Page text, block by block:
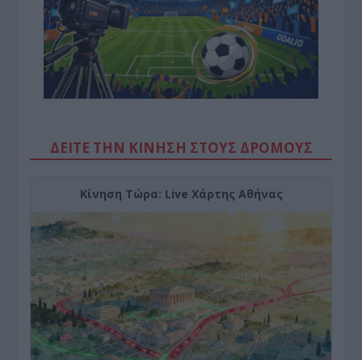
ΔΕΙΤΕ ΤΗΝ ΚΙΝΗΣΗ ΣΤΟΥΣ ΔΡΌΜΟΥΣ
Κίνηση Τώρα: Live Χάρτης Αθήνας